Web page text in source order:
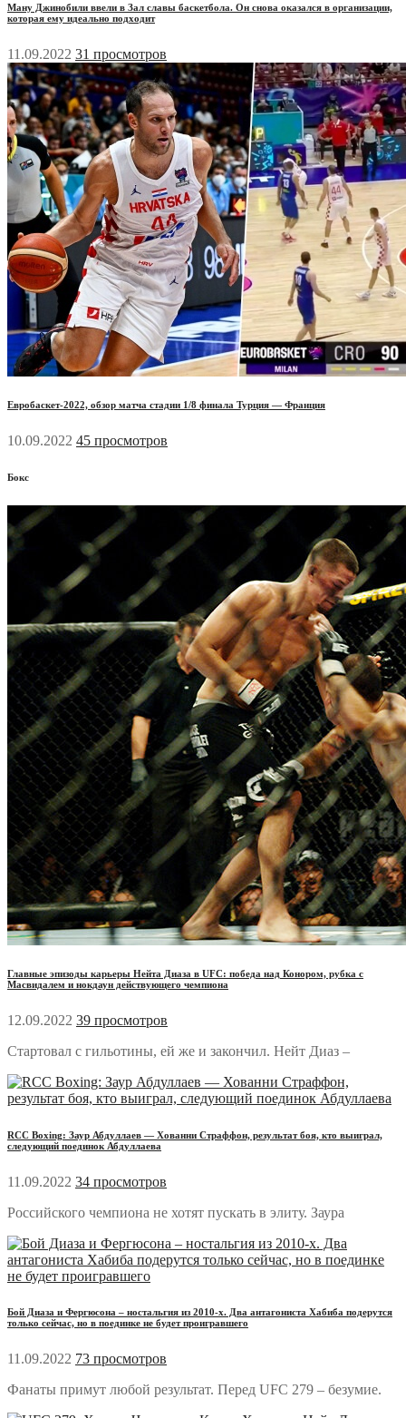
Ману Джинобили ввели в Зал славы баскетбола. Он снова оказался в организации,
которая ему идеально подходит
11.09.2022 31 просмотров
Евробаскет-2022, обзор матча стадии 1/8 финала Турция — Франция
10.09.2022 45 просмотров
Бокс
Главные эпизоды карьеры Нейта Диаза в UFC: победа над Конором, рубка с
Масвидалем и нокдаун действующего чемпиона
12.09.2022 39 просмотров
Стартовал с гильотины, ей же и закончил. Нейт Диаз –
RCC Boxing: Заур Абдуллаев — Хованни Страффон, результат боя, кто выиграл,
следующий поединок Абдуллаева
11.09.2022 34 просмотров
Российского чемпиона не хотят пускать в элиту. Заура
Бой Диаза и Фергюсона – ностальгия из 2010-х. Два антагониста Хабиба подерутся
только сейчас, но в поединке не будет проигравшего
11.09.2022 73 просмотров
Фанаты примут любой результат. Перед UFC 279 – безумие.